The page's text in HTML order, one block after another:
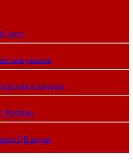
лист
покупателя
площадка
QR кодов